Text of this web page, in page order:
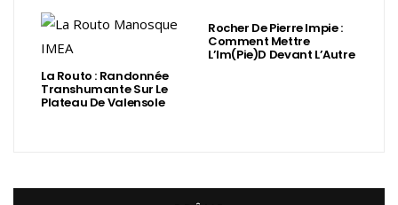
La Routo : Randonnée
Transhumante Sur Le
Plateau De Valensole
Rocher De Pierre Impie :
Comment Mettre
L’Im(Pie)d Devant L’Autre